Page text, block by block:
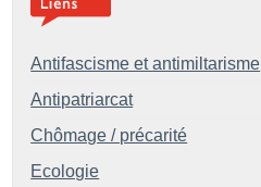
Antifascisme et antimiltarisme
Antipatriarcat
Chômage / précarité
Ecologie